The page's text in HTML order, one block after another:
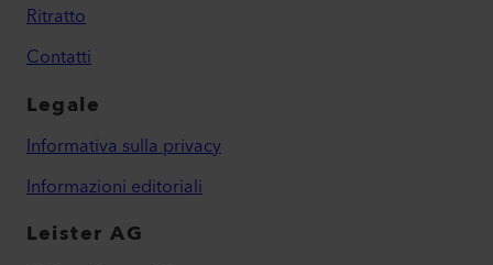
Ritratto
Contatti
Legale
Informativa sulla privacy
Informazioni editoriali
Leister AG